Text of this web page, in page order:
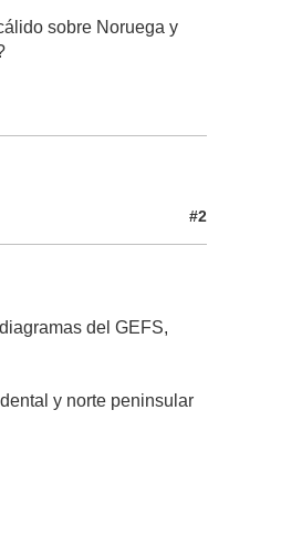
sobre Noruega y
#2
del GEFS,
y norte peninsular